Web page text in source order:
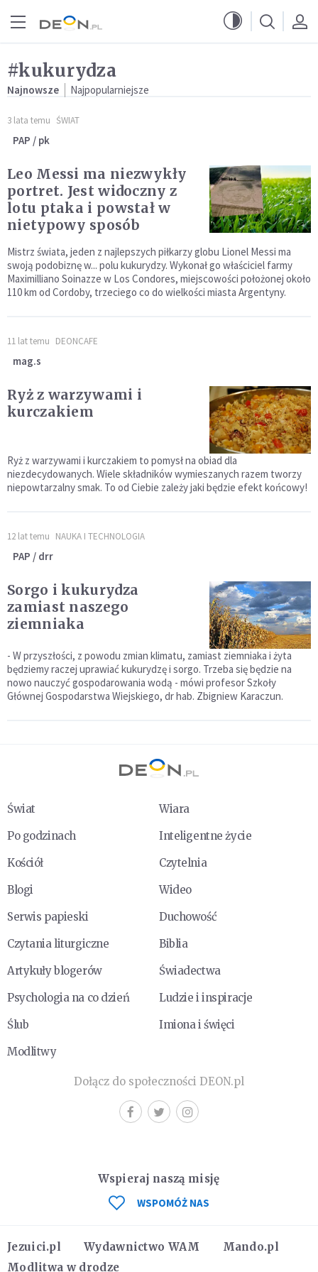
#kukurydza
Najnowsze Najpopularniejsze
3 lata temu ŚWIAT
PAP / pk
Leo Messi ma niezwykły
portret. Jest widoczny z
lotu ptaka i powstał w
nietypowy sposób
Mistrz świata, jeden z najlepszych piłkarzy globu Lionel Messi ma
swoją podobiznę w... polu kukurydzy. Wykonał go właściciel farmy
Maximilliano Soinazze w Los Condores, miejscowości położonej około
110 km od Cordoby, trzeciego co do wielkości miasta Argentyny.
11 lat temu DEONCAFE
mag.s
Ryż z warzywami i
kurczakiem
Ryż z warzywami i kurczakiem to pomysł na obiad dla
niezdecydowanych. Wiele składników wymieszanych razem tworzy
niepowtarzalny smak. To od Ciebie zależy jaki będzie efekt końcowy!
12 lat temu NAUKA I TECHNOLOGIA
PAP / drr
Sorgo i kukurydza
zamiast naszego
ziemniaka
- W przyszłości, z powodu zmian klimatu, zamiast ziemniaka i żyta
będziemy raczej uprawiać kukurydzę i sorgo. Trzeba się będzie na
nowo nauczyć gospodarowania wodą - mówi profesor Szkoły
Głównej Gospodarstwa Wiejskiego, dr hab. Zbigniew Karaczun.
Świat
Wiara
Po godzinach
Inteligentne życie
Kościół
Czytelnia
Blogi
Wideo
Serwis papieski
Duchowość
Czytania liturgiczne
Biblia
Artykuły blogerów
Świadectwa
Psychologia na co dzień
Ludzie i inspiracje
Ślub
Imiona i święci
Modlitwy
Dołącz do społeczności DEON.pl
Jezuici.pl Wydawnictwo WAM
Mando.pl
Modlitwa w drodze
Wspieraj naszą misję
WSPOMÓŻ NAS